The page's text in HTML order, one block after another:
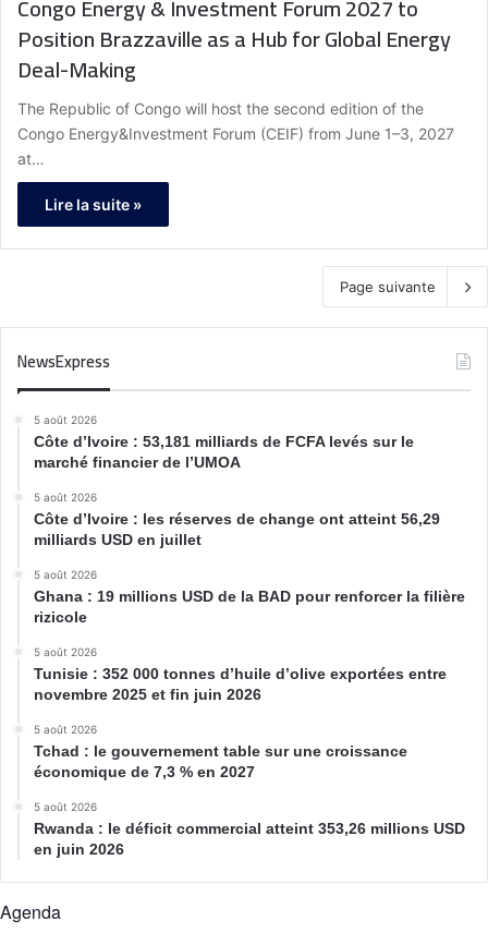
Position Brazzaville as a Hub for Global Energy
Deal-Making
The Republic of Congo will host the second edition of the
Congo Energy&Investment Forum (CEIF) from June 1–3, 2027
at…
Lire la suite »
Page suivante
NewsExpress
5 août 2026
Côte d’Ivoire : 53,181 milliards de FCFA levés sur le
marché financier de l’UMOA
5 août 2026
Côte d’Ivoire : les réserves de change ont atteint 56,29
milliards USD en juillet
5 août 2026
Ghana : 19 millions USD de la BAD pour renforcer la filière
rizicole
5 août 2026
Tunisie : 352 000 tonnes d’huile d’olive exportées entre
novembre 2025 et fin juin 2026
5 août 2026
Tchad : le gouvernement table sur une croissance
économique de 7,3 % en 2027
5 août 2026
Rwanda : le déficit commercial atteint 353,26 millions USD
en juin 2026
Agenda